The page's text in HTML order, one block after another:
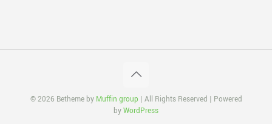
© 2026 Betheme by Muffin group | All Rights Reserved | Powered
byWordPress